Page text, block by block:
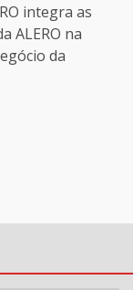
integra as
ALERO na
da